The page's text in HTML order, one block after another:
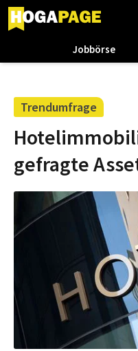
Jobbörse
Trendumfrage
gefragte